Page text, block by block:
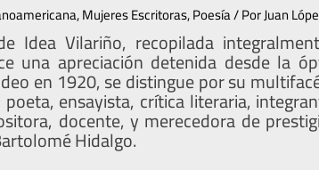
,Mujeres Escritoras,Poesía/ PorJuan
Idea Vilariño, recopilada
una apreciación detenida desde la
en 1920, se distingue por su
ensayista, crítica literaria,
docente, y merecedora de
Hidalgo.